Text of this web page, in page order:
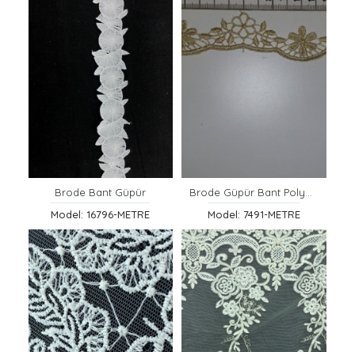
Brode Bant Güpür
Model: 16796-METRE
Brode Güpür Bant Polyester Lurex Simli Yerli Gold
Model: 7491-METRE